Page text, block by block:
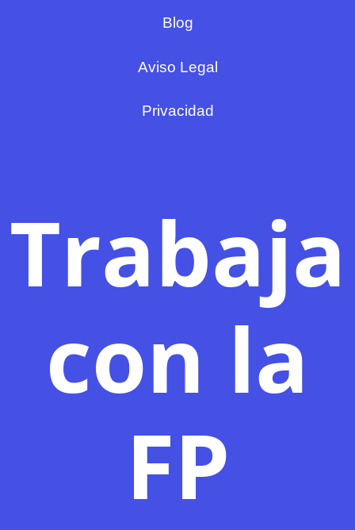
Blog
Aviso Legal
Privacidad
Trabaja
con la
FP